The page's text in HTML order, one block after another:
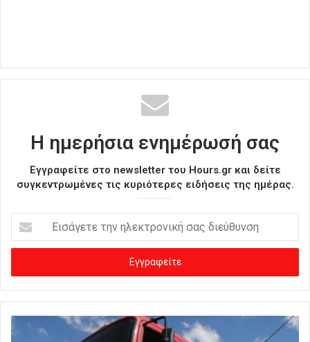
Η ημερήσια ενημέρωσή σας
Εγγραφείτε στο newsletter του Hours.gr και δείτε
συγκεντρωμένες τις κυριότερες ειδήσεις της ημέρας.
σ
γ
ε
τ